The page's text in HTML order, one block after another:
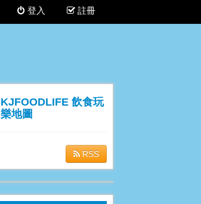
登入 註冊
KJFOODLIFE 飲食玩
樂地圖
RSS